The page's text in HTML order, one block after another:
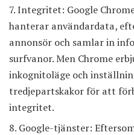
Integritet: Google
hanterar användardata,
annonsör och samlar in
surfvanor. Men Chrome
inkognitoläge och
tredjepartskakor för att
integritet.
Google-tjänster: